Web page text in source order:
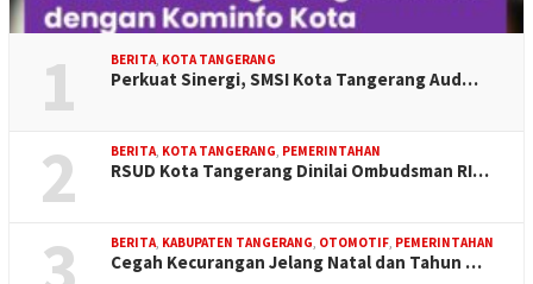
1 BERITA, KOTA TANGERANG
Perkuat Sinergi, SMSI Kota Tangerang Aud…
2 BERITA, KOTA TANGERANG, PEMERINTAHAN
RSUD Kota Tangerang Dinilai Ombudsman RI…
BERITA, KABUPATEN TANGERANG, OTOMOTIF, PEMERINTAHAN
Cegah Kecurangan Jelang Natal dan Tahun …